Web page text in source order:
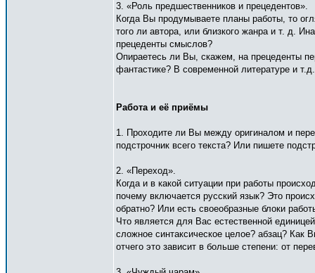
3. «Роль предшественников и прецедентов».
Когда Вы продумываете планы работы, то
того ли автора, или близкого жанра и т. д.
прецеденты смыслов?
Опираетесь ли Вы, скажем, на прецеденты
фантастике? В современной литературе и
Работа и её приёмы
1. Проходите ли Вы между оригиналом и
подстрочник всего текста? Или пишете
2. «Переход».
Когда и в какой ситуации при работы
почему включается русский язык? Это
обратно? Или есть своеобразные блоки
Что является для Вас естественной
сложное синтаксическое целое? абзац? Как
отчего это зависит в больше степени: от